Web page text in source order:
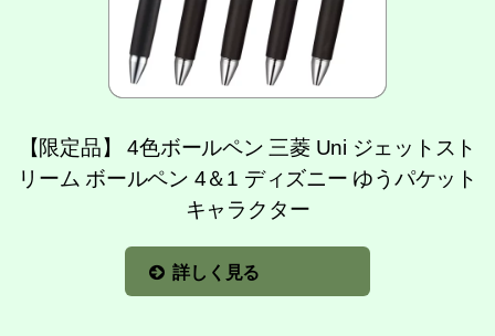
【限定品】 4色ボールペン 三菱 Uni ジェットスト
リーム ボールペン 4＆1 ディズニー ゆうパケット
キャラクター
詳しく見る